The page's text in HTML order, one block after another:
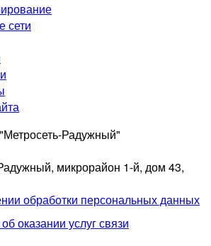
сети
Радужный"
микрорайон 1-й, дом 43,
обработки персональных данных
оказании услуг связи